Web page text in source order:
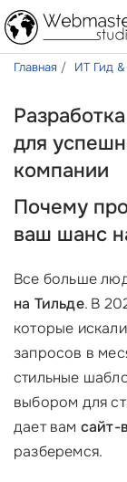
Главная ИТ Гид &
для
компании
Почему
ваш шанс
Все больше
на Тильде. В
которые
запросов в
стильные
выбором для
дает вам сайт-
разберемся.